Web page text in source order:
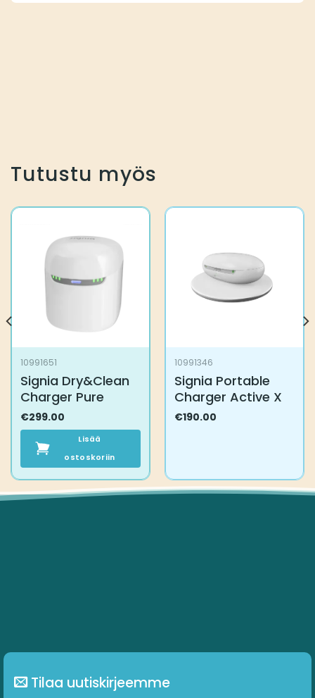
Tutustu myös
10991651
Signia Dry&Clean
Charger Pure
€299.00
Lisää
ostoskoriin
10991346
Signia Portable
Charger Active X
€190.00
Tilaa uutiskirjeemme